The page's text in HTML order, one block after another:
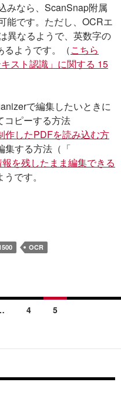
みなら、ScanSnap附属
能です。ただし、OCRエ
異なるようで、英数字の
るようです。（こちら
スト認識」に関する 15
で編集したいときに
コピーする方法
作したPDFを読み込む方
集する方法（「
を残したまま編集できる
です。
OCR
4 5